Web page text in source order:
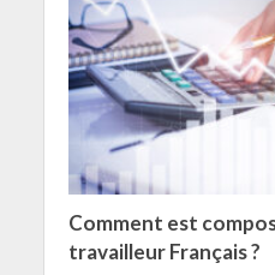
Comment est
travailleur Français ?